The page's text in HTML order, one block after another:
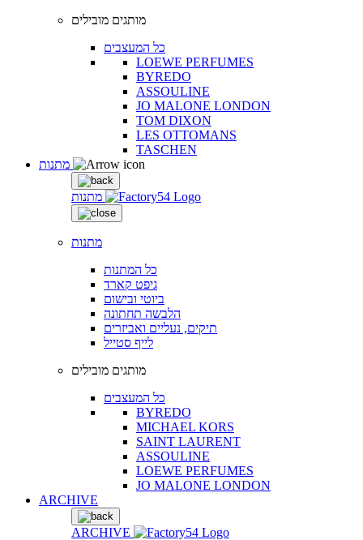
מותגים מובילים
כל המעצבים
LOEWE PERFUMES
BYREDO
ASSOULINE
JO MALONE LONDON
TOM DIXON
LES OTTOMANS
TASCHEN
מתנות
מתנות
כל המתנות
גיפט קארד
ביוטי ובישום
הלבשה תחתונה
תיקים, נעליים ואביזרים
לייף סטייל
מותגים מובילים
כל המעצבים
BYREDO
MICHAEL KORS
SAINT LAURENT
ASSOULINE
LOEWE PERFUMES
JO MALONE LONDON
ARCHIVE
ARCHIVE